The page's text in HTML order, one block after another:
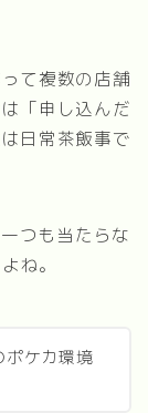
て複数の店舗
「申し込んだ
日常茶飯事で
つも当たらな
ね。
ポケカ環境